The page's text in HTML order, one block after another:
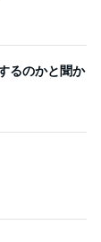
るのかと聞か